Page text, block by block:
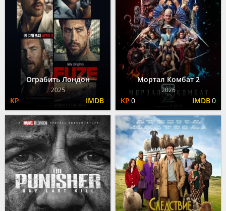
Ограбить Лондон
2025
Мортал Комбат 2
2026
0 0